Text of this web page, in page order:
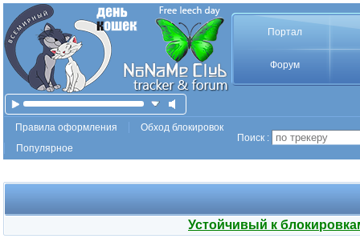
Портал
Форум
Правила оформления
Обход блокировок
Популярное
Поиск :
Устойчивый к